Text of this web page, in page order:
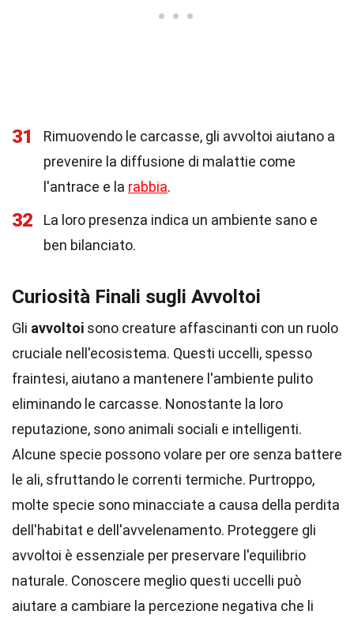
31
Rimuovendo le carcasse, gli avvoltoi aiutano a
prevenire la diffusione di malattie come
l'antrace e la rabbia.
32
La loro presenza indica un ambiente sano e
ben bilanciato.
Curiosità Finali sugli Avvoltoi
Gli avvoltoi sono creature affascinanti con un ruolo
cruciale nell'ecosistema. Questi uccelli, spesso
fraintesi, aiutano a mantenere l'ambiente pulito
eliminando le carcasse. Nonostante la loro
reputazione, sono animali sociali e intelligenti.
Alcune specie possono volare per ore senza battere
le ali, sfruttando le correnti termiche. Purtroppo,
molte specie sono minacciate a causa della perdita
dell'habitat e dell'avvelenamento. Proteggere gli
avvoltoi è essenziale per preservare l'equilibrio
naturale. Conoscere meglio questi uccelli può
aiutare a cambiare la percezione negativa che li